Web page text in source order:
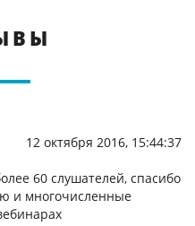
12 октября 2016, 15:44:37
60 слушателей, спасибо
и многочисленные